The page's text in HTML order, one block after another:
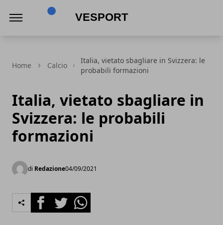
Home Calcio
Italia, vietato sbagliare in Svizzera: le
probabili formazioni
Italia, vietato sbagliare in
Svizzera: le probabili
formazioni
di Redazione04/09/2021
FacebookTwitterWhatsapp